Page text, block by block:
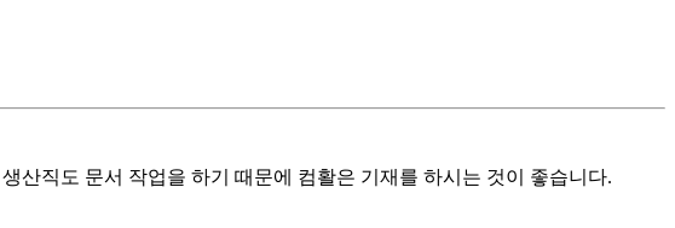
산직도 문서 작업을 하기 때문에 컴활은 기재를 하시는 것이 좋습니다.